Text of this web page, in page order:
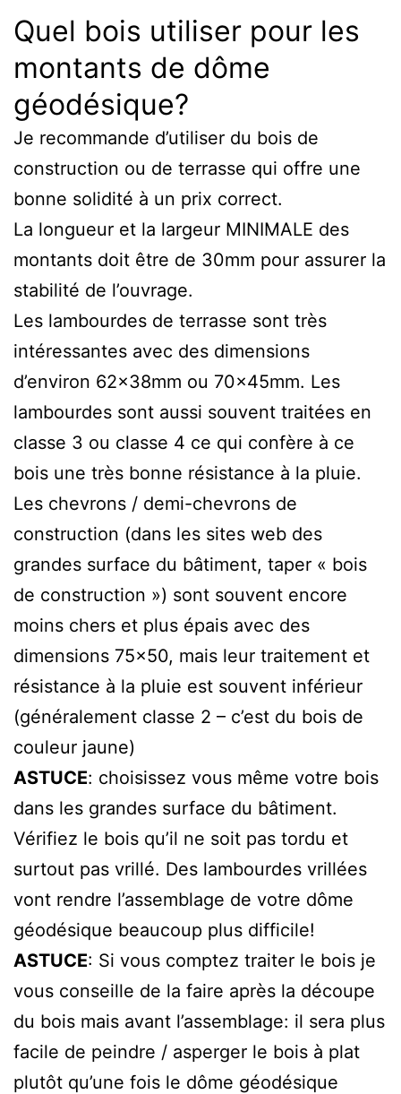
Quel bois utiliser pour les
montants de dôme
géodésique?
Je recommande d’utiliser du bois de
construction ou de terrasse qui offre une
bonne solidité à un prix correct.
La longueur et la largeur MINIMALE des
montants doit être de 30mm pour assurer la
stabilité de l’ouvrage.
Les lambourdes de terrasse sont très
intéressantes avec des dimensions
d’environ 62x38mm ou 70x45mm. Les
lambourdes sont aussi souvent traitées en
classe 3 ou classe 4 ce qui confère à ce
bois une très bonne résistance à la pluie.
Les chevrons / demi-chevrons de
construction (dans les sites web des
grandes surface du bâtiment, taper « bois
de construction ») sont souvent encore
moins chers et plus épais avec des
dimensions 75×50, mais leur traitement et
résistance à la pluie est souvent inférieur
(généralement classe 2 – c’est du bois de
couleur jaune)
ASTUCE: choisissez vous même votre bois
dans les grandes surface du bâtiment.
Vérifiez le bois qu’il ne soit pas tordu et
surtout pas vrillé. Des lambourdes vrillées
vont rendre l’assemblage de votre dôme
géodésique beaucoup plus difficile!
ASTUCE: Si vous comptez traiter le bois je
vous conseille de la faire après la découpe
du bois mais avant l’assemblage: il sera plus
facile de peindre / asperger le bois à plat
plutôt qu’une fois le dôme géodésique